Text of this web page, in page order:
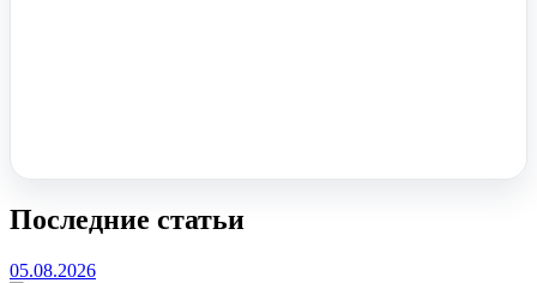
Последние статьи
05.08.2026